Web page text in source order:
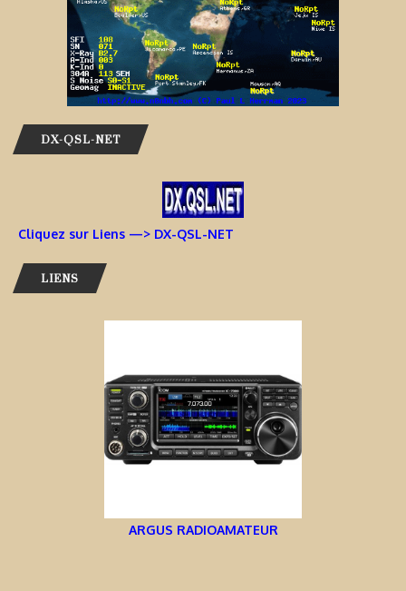
DX-QSL-NET
Cliquez sur Liens —> DX-QSL-NET
LIENS
ARGUS RADIOAMATEUR